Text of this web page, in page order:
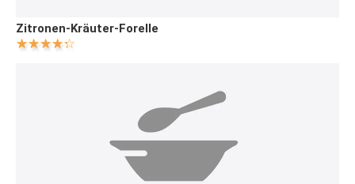
Zitronen-Kräuter-Forelle